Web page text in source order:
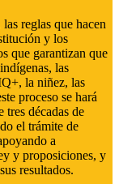
reglas que hacen
y los
que garantizan que
las
la niñez, las
proceso se hará
tres décadas de
el trámite de
a
y proposiciones, y
resultados.